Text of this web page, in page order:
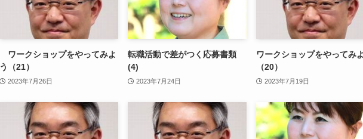
ワークショップをやってみよ
う（21）
2023年7月26日
転職活動で差がつく応募書類
(4)
2023年7月24日
ワークショップをやってみ
（20）
2023年7月19日